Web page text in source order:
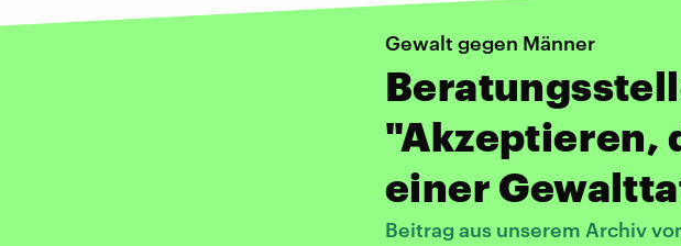
Gewalt gegen Männer
"Akzeptieren,
einer
Beitrag aus unserem Archiv